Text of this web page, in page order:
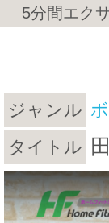
5分間エク
ジャンル
タイトル